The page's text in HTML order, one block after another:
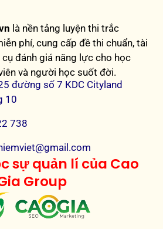
là nền tảng luyện thi trắc
phí, cung cấp đề thi chuẩn, tài
cụ đánh giá năng lực cho học
và người học suốt đời.
đường số 7 KDC Cityland
10
738
sự quản lí của Cao
Group